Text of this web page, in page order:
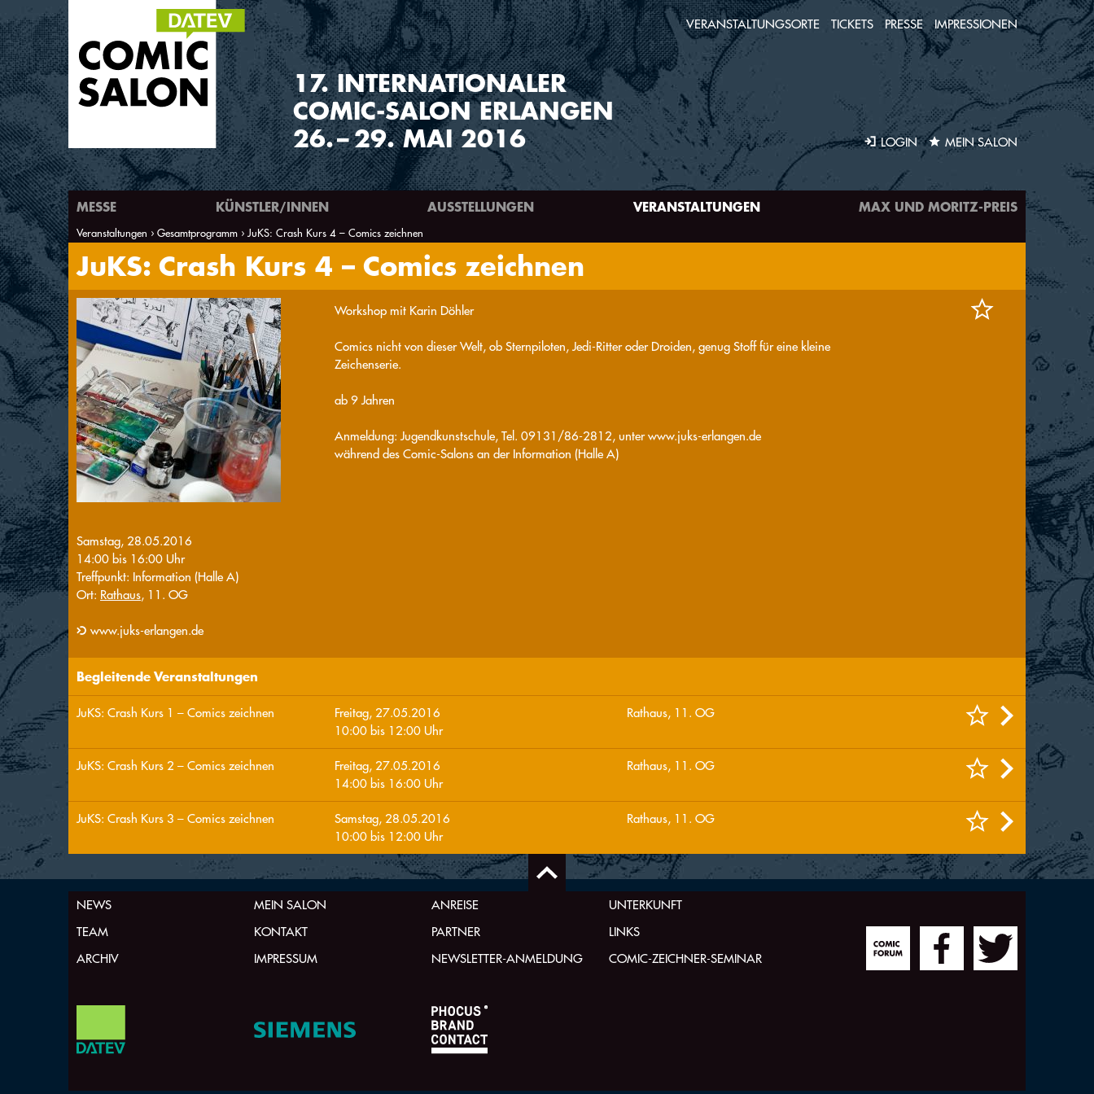
17.INTERNATIONALER
COMIC-SALON ERLANGEN
26.– 29. MAI 2016 LOGIN MEIN SALON
MESSE KÜNSTLER/INNEN AUSSTELLUNGEN VERANSTALTUNGEN MAX UND MORITZ-PREIS
VERANSTALTUNGSORTE TICKETS PRESSE IMPRESSIONEN
Sie sind hier
Veranstaltungen Gesamtprogramm JuKS: Crash Kurs 4 – Comics zeichnen
JuKS: Crash Kurs 4 – Comics zeichnen
Samstag, 28.05.2016
14:00 bis 16:00 Uhr
Treffpunkt: Information (Halle A)
Ort: Rathaus, 11. OG
www.juks-erlangen.de
Workshop mit Karin Döhler
Comics nicht von dieser Welt, ob Sternpiloten, Jedi-Ritter oder Droiden, genug Stoff für eine kleine
Zeichenserie.
ab 9 Jahren
Anmeldung: Jugendkunstschule, Tel. 09131/86-2812, unter www.juks-erlangen.de
während des Comic-Salons an der Information (Halle A)
Begleitende Veranstaltungen
JuKS: Crash Kurs 1 – Comics zeichnen
Freitag, 27.05.2016
10:00bis 12:00Uhr
Rathaus, 11. OG
JuKS: Crash Kurs 2 – Comics zeichnen
Freitag, 27.05.2016
14:00bis 16:00Uhr
Rathaus, 11. OG
JuKS: Crash Kurs 3 – Comics zeichnen
Samstag, 28.05.2016
10:00bis 12:00Uhr
Rathaus, 11. OG
NEWS MEIN SALON ANREISE
UNTERKUNFT
TEAM
KONTAKT PARTNER
LINKS
ARCHIV
IMPRESSUM NEWSLETTER-ANMELDUNG COMIC-ZEICHNER-SEMINAR